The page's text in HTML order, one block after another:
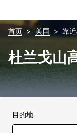
首页 美国 靠
杜兰戈山
目的地